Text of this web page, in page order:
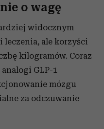
o wagę
widocznym
leczenia, ale korzyści
kilogramów. Coraz
GLP-1
mózgu
za odczuwanie